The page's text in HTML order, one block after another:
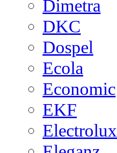
Dimetra
DKC
Dospel
Ecola
Economic
EKF
Electrolux